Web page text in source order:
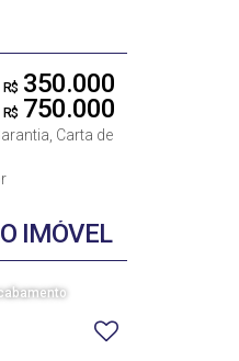
R$ 350.000
R$ 750.000
Carta de
IMÓVEL